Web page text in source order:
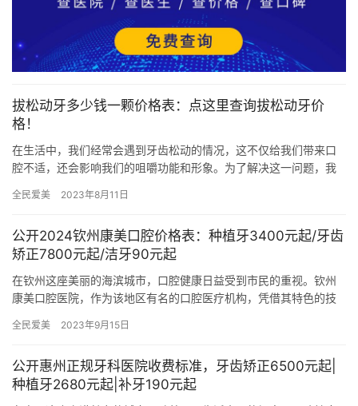
拔松动牙多少钱一颗价格表：点这里查询拔松动牙价
格！
在生活中，我们经常会遇到牙齿松动的情况，这不仅给我们带来口
腔不适，还会影响我们的咀嚼功能和形象。为了解决这一问题，我
一、松…
全民爱美 2023年8月11日
公开2024钦州康美口腔价格表：种植牙3400元起/牙齿
矫正7800元起/洁牙90元起
在钦州这座美丽的海滨城市，口腔健康日益受到市民的重视。钦州
康美口腔医院，作为该地区有名的口腔医疗机构，凭借其特色的技
评。本…
全民爱美 2023年9月15日
公开惠州正规牙科医院收费标准，牙齿矫正6500元起|
种植牙2680元起|补牙190元起